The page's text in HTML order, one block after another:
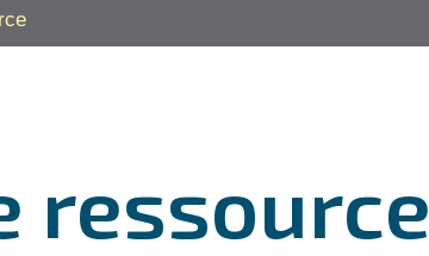
ressource